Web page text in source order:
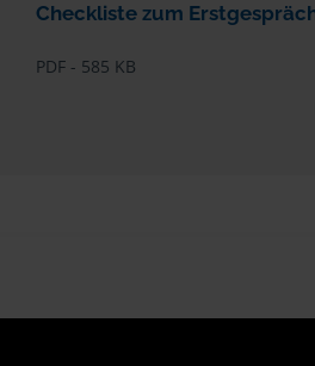
Checkliste zum
PDF - 585 KB